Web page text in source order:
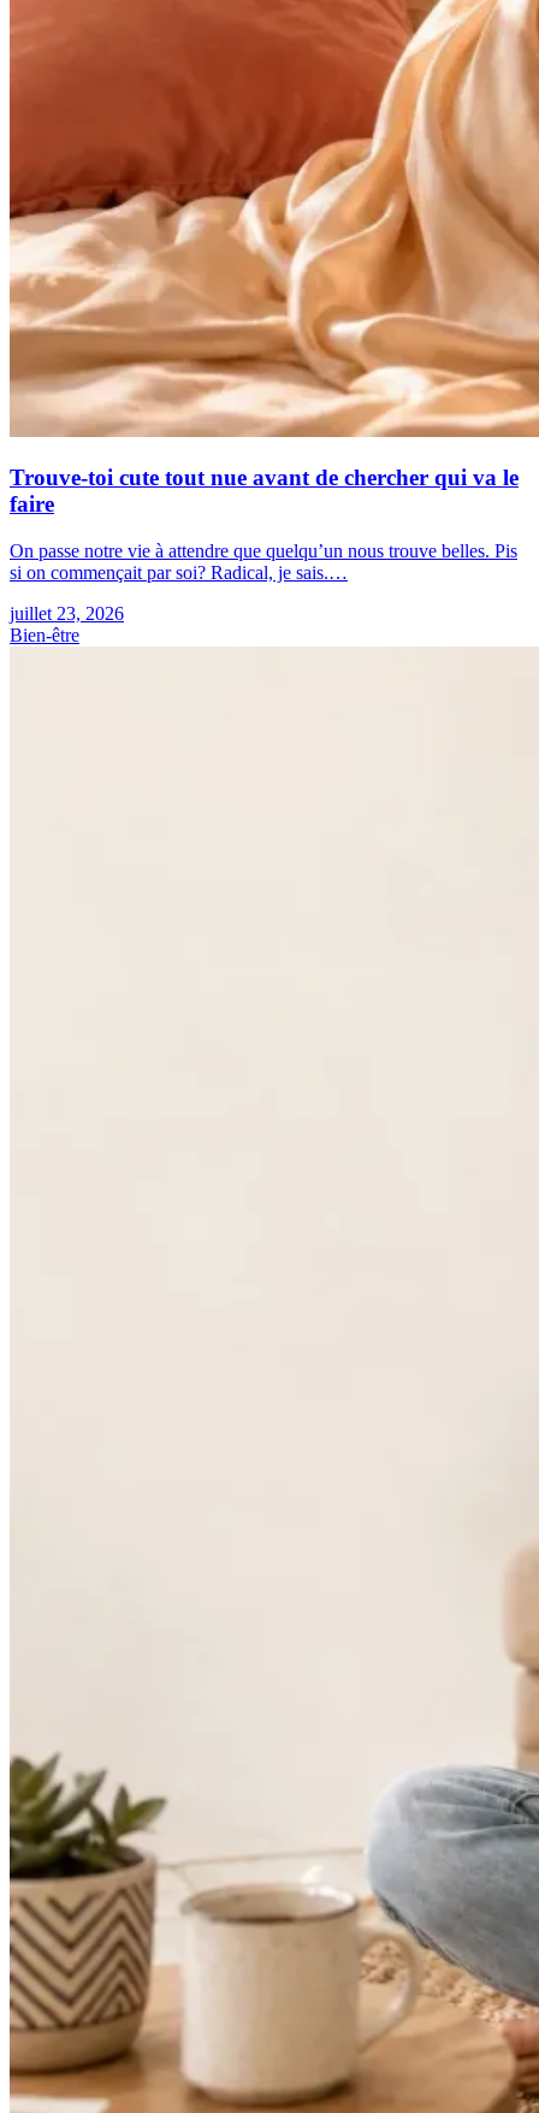
Trouve-toi cute tout nue avant de chercher qui va le
faire
On passe notre vie à attendre que quelqu’un nous trouve belles. Pis
si on commençait par soi? Radical, je sais.…
juillet 23, 2026
Bien-être